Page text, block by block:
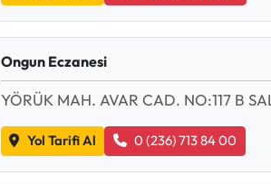
Ongun Eczanesi
YÖRÜK MAH. AVAR CAD. NO:117 B
Yol Tarifi Al 0 (236) 713 84 00